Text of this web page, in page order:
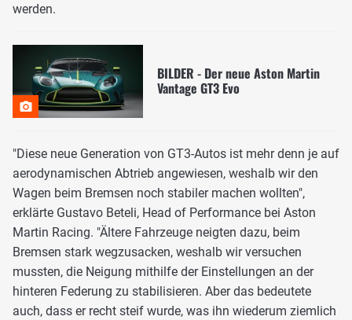
werden.
BILDER - Der neue Aston Martin
Vantage GT3 Evo
"Diese neue Generation von GT3-Autos ist mehr denn je auf
aerodynamischen Abtrieb angewiesen, weshalb wir den
Wagen beim Bremsen noch stabiler machen wollten",
erklärte Gustavo Beteli, Head of Performance bei Aston
Martin Racing. "Ältere Fahrzeuge neigten dazu, beim
Bremsen stark wegzusacken, weshalb wir versuchen
mussten, die Neigung mithilfe der Einstellungen an der
hinteren Federung zu stabilisieren. Aber das bedeutete
auch, dass er recht steif wurde, was ihn wiederum ziemlich